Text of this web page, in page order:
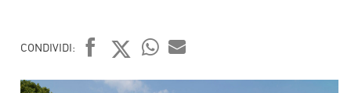
CONDIVIDI:
FACEBOOK
TWITTER
WHATSAPP
MAIL